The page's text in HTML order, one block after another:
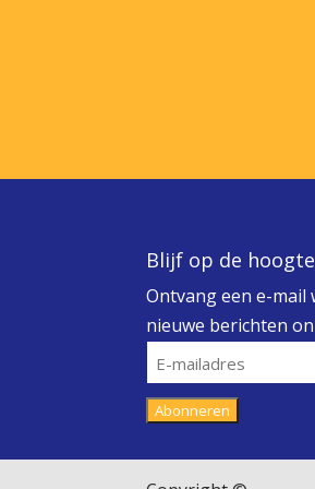
Blijf op de
Ontvang een e-mail
nieuwe berichten
E-
mailadres
Abonneren